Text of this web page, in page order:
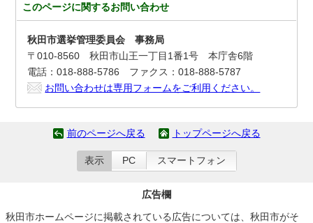
このページに関するお問い合わせ
秋田市選挙管理委員会 事務局
〒010-8560 秋田市山王一丁目1番1号 本庁舎6階
電話：018-888-5786 ファクス：018-888-5787
お問い合わせは専用フォームをご利用ください。
前のページへ戻る トップページへ戻る
表示 PC スマートフォン
広告欄
秋田市ホームページに掲載されている広告については、秋田市がそ